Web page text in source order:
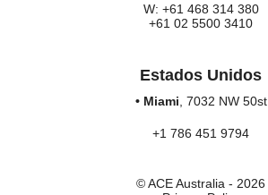
W: +61 468 314 380
+61 02 5500 3410
Estados Unidos
• Miami , 7032 NW 50st
+1 786 451 9794
© ACE Australia - 2026